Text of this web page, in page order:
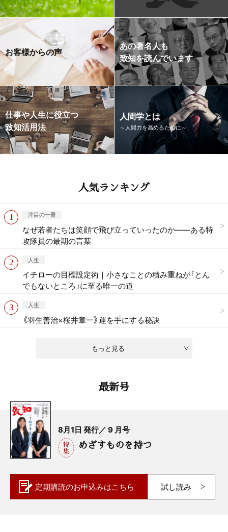
お客様からの声
あの著名人も
致知を読んでいます
仕事や人生に役立つ
致知活用法
人間学とは
～人間力を高めるために～
人気ランキング
もっと見る
注目の一冊
なぜ若者たちは笑顔で飛び立っていったのか——ある特
攻隊員の最期の言葉
人生
イチローの目標設定術｜小さなことの積み重ねが「とん
でもないところ」に至る唯一の道
人生
《羽生善治×桜井章一》運を手にする秘訣
最新号
8月1日 発行／ 9 月号
めざすものを持つ
定期購読のお申込みはこちら 試し読み